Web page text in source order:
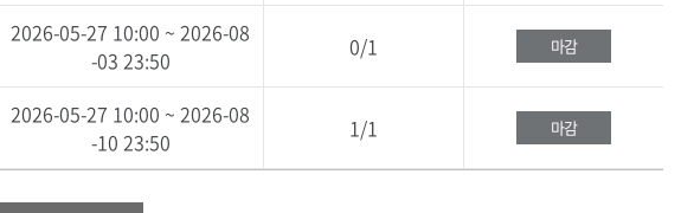
2026-05-27 10:00 ~ 2026-08
-03 23:50
0/1 마감
2026-05-27 10:00 ~ 2026-08
-10 23:50
1/1 마감